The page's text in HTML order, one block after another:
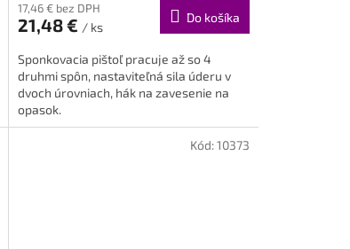
17,46 € bez DPH
21,48 € / ks
Do košíka
Sponkovacia pištoľ pracuje až so 4
druhmi spôn, nastaviteľná sila úderu v
dvoch úrovniach, hák na zavesenie na
opasok.
Kód:10373